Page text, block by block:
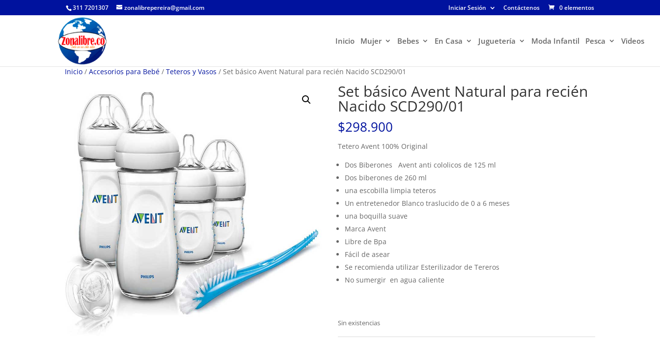
311 7201307 zonalibrepereira@gmail.com Iniciar Sesión Contáctenos 0 elementos
Inicio Mujer Bebes En Casa Juguetería Moda Infantil Pesca Videos
Inicio / Accesorios para Bebé / Teteros y Vasos / Set básico Avent Natural para recién Nacido SCD290/01
Set básico Avent Natural para recién
Nacido SCD290/01
$298.900
Tetero Avent 100% Original
Dos Biberones Avent anti cololicos de 125 ml
Dos biberones de 260 ml
una escobilla limpia teteros
Un entretenedor Blanco traslucido de 0 a 6 meses
una boquilla suave
Marca Avent
Libre de Bpa
Fácil de asear
Se recomienda utilizar Esterilizador de Tereros
No sumergir en agua caliente
Sin existencias